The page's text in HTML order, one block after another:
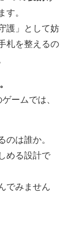
。
護」として妨
札を整えるの
ームでは、
のは誰か。
める設計で
でみません